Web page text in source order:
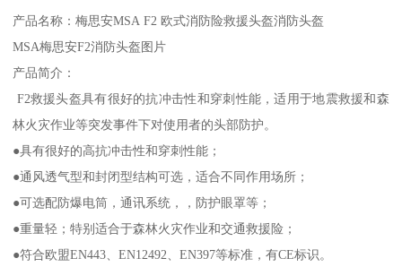
产品名称：梅思安MSA F2 欧式消防险救援头盔消防头盔
MSA梅思安F2消防头盔图片
产品简介：
F2救援头盔具有很好的抗冲击性和穿刺性能，适用于地震救援和森
林火灾作业等突发事件下对使用者的头部防护。
●具有很好的高抗冲击性和穿刺性能；
●通风透气型和封闭型结构可选，适合不同作用场所；
●可选配防爆电筒，通讯系统，，防护眼罩等；
●重量轻；特别适合于森林火灾作业和交通救援险；
●符合欧盟EN443、EN12492、EN397等标准，有CE标识。